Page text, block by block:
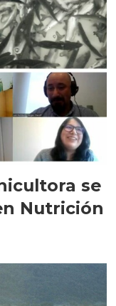
se
Nutrición